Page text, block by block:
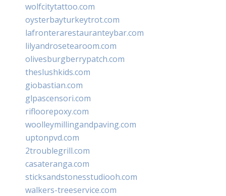
wolfcitytattoo.com
oysterbayturkeytrot.com
lafronterarestauranteybar.com
lilyandrosetearoom.com
olivesburgberrypatch.com
theslushkids.com
giobastian.com
glpascensori.com
rifloorepoxy.com
woolleymillingandpaving.com
uptonpvd.com
2troublegrill.com
casateranga.com
sticksandstonesstudiooh.com
walkers-treeservice.com